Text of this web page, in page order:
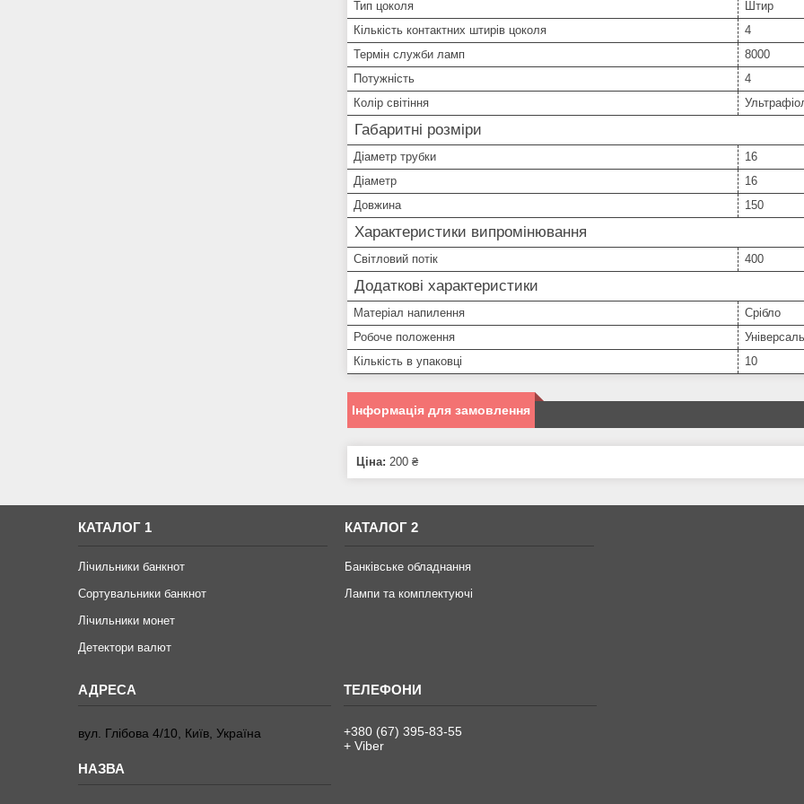
Тип цоколя
Штир
Кількість контактних штирів цоколя
4
Термін служби ламп
8000
Потужність
4
Колір світіння
Габаритні розміри
Діаметр трубки
16
Діаметр
16
Довжина
150
Характеристики випромінювання
Світловий потік 400
Додаткові характеристики
Матеріал напилення
Срібло
Робоче положення
Кількість в упаковці
10
Інформація для замовлення
Ціна: 200 ₴
КАТАЛОГ 1
Лічильники банкнот
Сортувальники банкнот
Лічильники монет
Детектори валют
КАТАЛОГ 2
Банківське обладнання
Лампи та комплектуючі
вул. Глібова 4/10, Київ, Україна
+380 (67) 395-83-55
+ Viber